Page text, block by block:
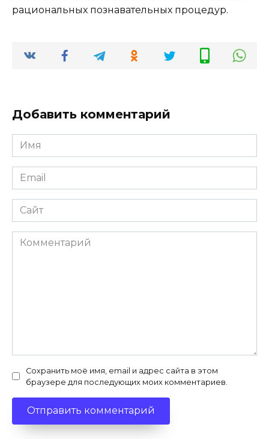
рациональных познавательных процедур.
Добавить комментарий
Имя
*
Email
*
Сайт
Комментарий
Сохранить моё имя, email и адрес сайта в этом
браузере для последующих моих комментариев.